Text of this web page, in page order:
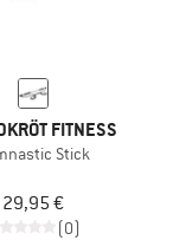
FITNESS
Stick
29,95 €
(0)